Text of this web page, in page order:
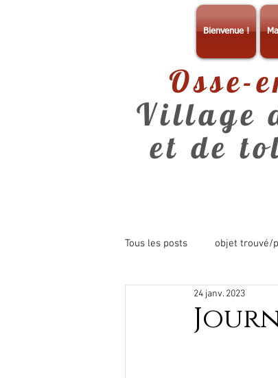
Bienvenue !
Osse-
Village
et de
Tous les posts objet trouvé/
consultation info mairie
24 janv. 2023